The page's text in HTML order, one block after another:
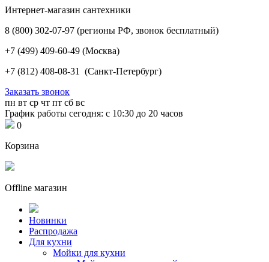
Интернет-магазин сантехники
8 (800) 302-07-97 (регионы РФ, звонок бесплатный)
+7 (499) 409-60-49 (Москва)
+7 (812) 408-08-31 (Санкт-Петербург)
Заказать звонок
пн вт ср чт пт сб вс
График работы сегодня: с 10:30 до 20 часов
0
Корзина
Offline магазин
Новинки
Распродажа
Для кухни
Мойки для кухни